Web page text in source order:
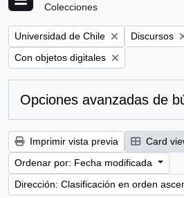
Colecciones
Remove filter:
Universidad de Chile Remove
Discursos
Remove filter:
Con objetos digitales
Opciones avanzadas de
Imprimir vista previa Card
Ordenar por: Fecha modificada
Dirección: Clasificación en orden